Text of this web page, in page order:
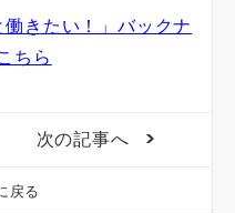
きたい！」バックナ
ちら
次の記事へ
戻る